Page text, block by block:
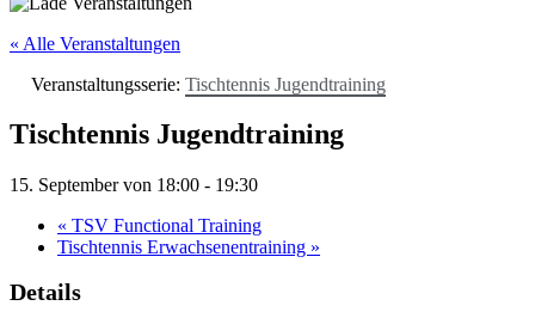
« Alle Veranstaltungen
Veranstaltungsserie: Tischtennis Jugendtraining
Tischtennis Jugendtraining
15. September von 18:00 - 19:30
« TSV Functional Training
Tischtennis Erwachsenentraining »
Details